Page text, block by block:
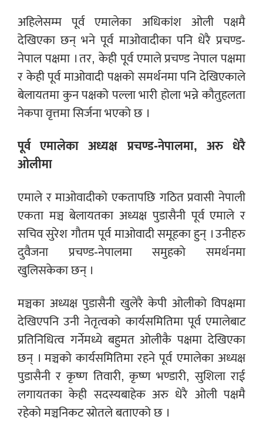
अहिलेसम्म पूर्व एमालेका अधिकांश ओली पक्षमै
देखिएका छन् भने पूर्व माओवादीका पनि धेरै प्रचण्ड-
नेपाल पक्षमा । तर, केही पूर्व एमाले प्रचण्ड नेपाल पक्षमा
र केही पूर्व माओवादी पक्षको समर्थनमा पनि देखिएकाले
बेलायतमा कुन पक्षको पल्ला भारी होला भन्ने कौतुहलता
नेकपा वृत्तमा सिर्जना भएको छ ।
पूर्व एमालेका अध्यक्ष प्रचण्ड-नेपालमा, अरु धेरै
ओलीमा
एमाले र माओवादीको एकतापछि गठित प्रवासी नेपाली
एकता मञ्च बेलायतका अध्यक्ष पुडासैनी पूर्व एमाले र
सचिव सुरेश गौतम पूर्व माओवादी समूहका हुन् । उनीहरु
दुवैजना प्रचण्ड-नेपालमा समुहको समर्थनमा
खुलिसकेका छन् ।
मञ्चका अध्यक्ष पुडासैनी खुलेरै केपी ओलीको विपक्षमा
देखिएपनि उनी नेतृत्वको कार्यसमितिमा पूर्व एमालेबाट
प्रतिनिधित्व गर्नेमध्ये बहुमत ओलीकै पक्षमा देखिएका
छन् । मञ्चको कार्यसमितिमा रहने पूर्व एमालेका अध्यक्ष
पुडासैनी र कृष्ण तिवारी, कृष्ण भण्डारी, सुशिला राई
लगायतका केही सदस्यबाहेक अरु धेरै ओली पक्षमै
रहेको मञ्चनिकट स्रोतले बताएको छ ।